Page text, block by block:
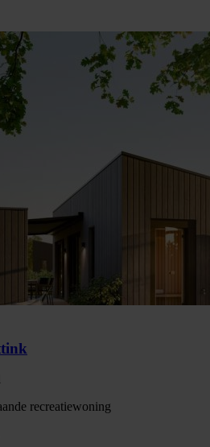
recreatiewoning